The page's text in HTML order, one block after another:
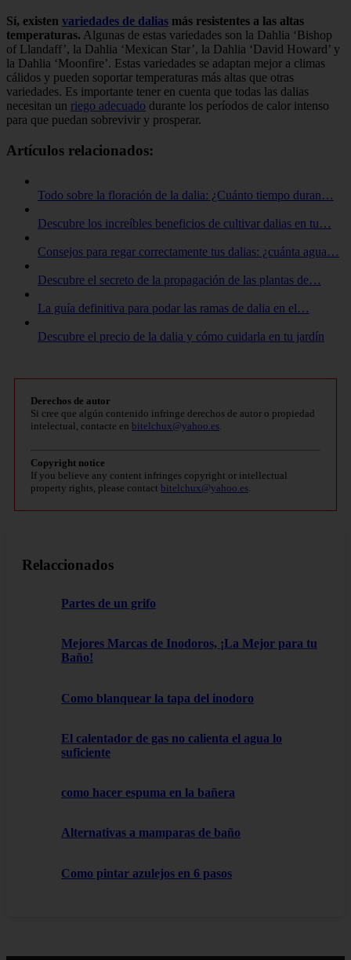
Sí, existen variedades de dalias más resistentes a las altas
temperaturas. Algunas de estas variedades son la Dahlia ‘Bishop
of Llandaff’, la Dahlia ‘Mexican Star’, la Dahlia ‘David Howard’ y
la Dahlia ‘Moonfire’. Estas variedades se adaptan mejor a climas
cálidos y pueden soportar temperaturas más altas que otras
variedades. Es importante tener en cuenta que todas las dalias
necesitan un riego adecuado durante los períodos de calor intenso
para que puedan sobrevivir y prosperar.
Artículos relacionados:
Todo sobre la floración de la dalia: ¿Cuánto tiempo duran…
Descubre los increíbles beneficios de cultivar dalias en tu…
Consejos para regar correctamente tus dalias: ¿cuánta agua…
Descubre el secreto de la propagación de las plantas de…
La guía definitiva para podar las ramas de dalia en el…
Descubre el precio de la dalia y cómo cuidarla en tu jardín
Derechos de autor
Si cree que algún contenido infringe derechos de autor o propiedad
intelectual, contacte en bitelchux@yahoo.es
Copyright notice
If you believe any content infringes copyright or intellectual
property rights, please contact bitelchux@yahoo.es
Relaccionados
Partes de un grifo
Mejores Marcas de Inodoros, ¡La Mejor para tu
Baño!
Como blanquear la tapa del inodoro
El calentador de gas no calienta el agua lo
suficiente
como hacer espuma en la bañera
Alternativas a mamparas de baño
Como pintar azulejos en 6 pasos